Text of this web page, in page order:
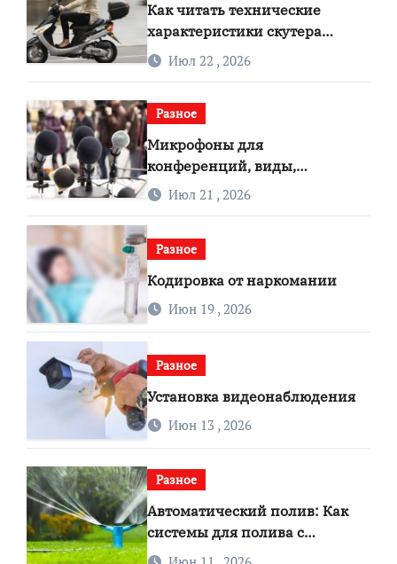
Как читать технические
характеристики скутера
правильно
Июл 22 , 2026
Разное
Микрофоны для
конференций, виды,
особенности, преимущества и
советы по выбору
Июл 21 , 2026
Разное
Кодировка от наркомании
Июн 19 , 2026
Разное
Установка видеонаблюдения
Июн 13 , 2026
Разное
Автоматический полив: Как
системы для полива с
функцией автополива